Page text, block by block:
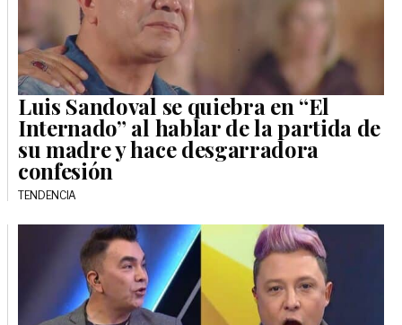
Luis Sandoval se quiebra en “El
Internado” al hablar de la partida de
su madre y hace desgarradora
confesión
TENDENCIA